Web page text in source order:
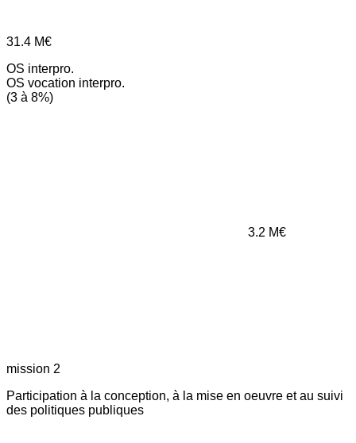
31.4 M€
OS interpro.
OS vocation interpro.
(3 à 8%)
3.2 M€
mission 2
Participation à la conception, à la mise en oeuvre et au suivi
des politiques publiques